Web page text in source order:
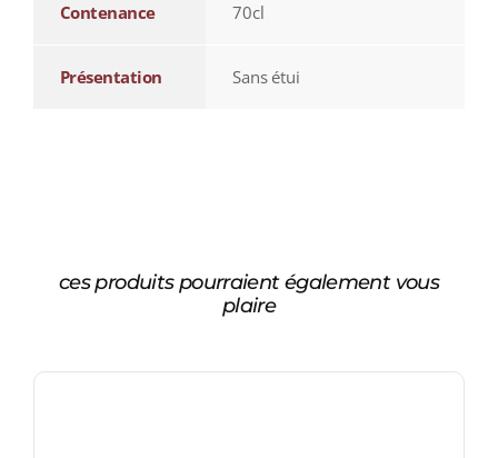
Contenance 70cl
Présentation Sans étui
ces produits pourraient également vous
plaire